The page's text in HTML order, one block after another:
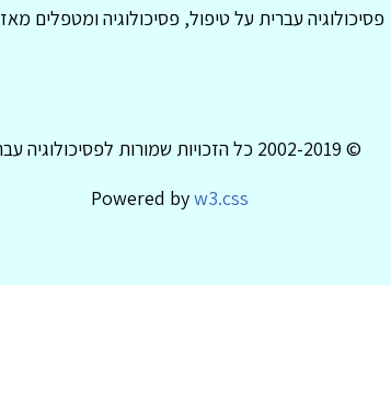
פסיכולוגיה עברית על טיפול, פסיכולוגיה ומטפלים מאז 2002
© 2002-2019 כל הזכויות שמורות לפסיכולוגיה עברית
Powered byw3.css